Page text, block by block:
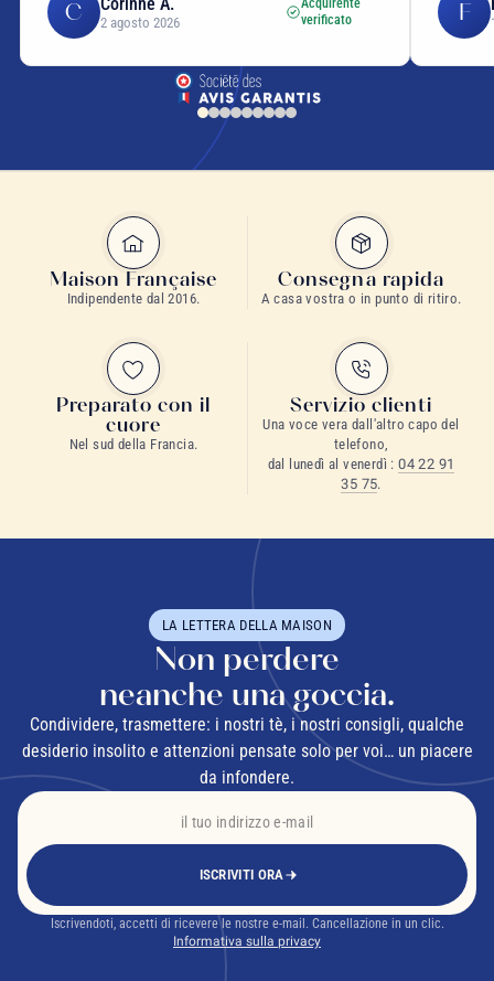
EMA
C 2 agosto 2026
Acquirente
verificato
F
Maison Française
Indipendente dal 2016.
Consegna rapida
A casa vostra o in punto di ritiro.
Preparato con il
cuore
Nel sud della Francia.
Servizio clienti
Una voce vera dall'altro capo del
telefono,
dal lunedì al venerdì :04 22 91
35 75.
LA LETTERA DELLA MAISON
Non perdere
neanche una goccia.
Condividere, trasmettere: i nostri tè, i nostri consigli, qualche
desiderio insolito e attenzioni pensate solo per voi… un piacere
da infondere.
ISCRIVITI ORA
Iscrivendoti, accetti di ricevere le nostre e-mail. Cancellazione in un clic.
Informativa sulla privacy